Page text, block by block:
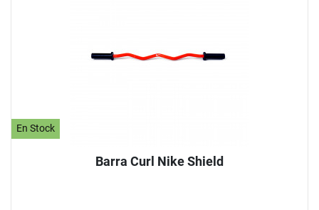
En Stock
Barra Curl Nike Shield